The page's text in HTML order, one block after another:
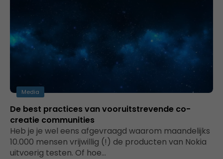
Media
De best practices van vooruitstrevende co-
creatie communities
Heb je je wel eens afgevraagd waarom maandelijks
10.000 mensen vrijwillig (!) de producten van Nokia
uitvoerig testen. Of hoe…